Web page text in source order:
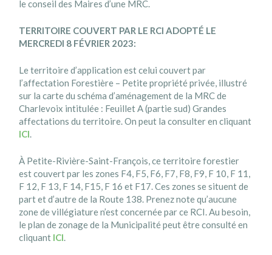
le conseil des Maires d’une MRC.
TERRITOIRE COUVERT PAR LE RCI ADOPTÉ LE
MERCREDI 8 FÉVRIER 2023:
Le territoire d’application est celui couvert par
l’affectation Forestière – Petite propriété privée, illustré
sur la carte du schéma d’aménagement de la MRC de
Charlevoix intitulée : Feuillet A (partie sud) Grandes
affectations du territoire. On peut la consulter en cliquant
ICI.
À Petite-Rivière-Saint-François, ce territoire forestier
est couvert par les zones F4, F5, F6, F7, F8, F9, F 10, F 11,
F 12, F 13, F 14, F15, F 16 et F17. Ces zones se situent de
part et d’autre de la Route 138. Prenez note qu’aucune
zone de villégiature n’est concernée par ce RCI. Au besoin,
le plan de zonage de la Municipalité peut être consulté en
cliquant ICI.